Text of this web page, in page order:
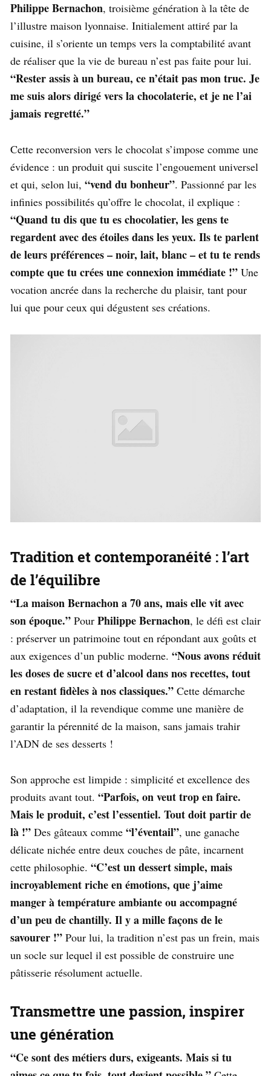
Philippe Bernachon, troisième génération à la tête de
l’illustre maison lyonnaise. Initialement attiré par la
cuisine, il s’oriente un temps vers la comptabilité avant
de réaliser que la vie de bureau n’est pas faite pour lui.
“Rester assis à un bureau, ce n’était pas mon truc. Je
me suis alors dirigé vers la chocolaterie, et je ne l’ai
jamais regretté.”
Cette reconversion vers le chocolat s’impose comme une
évidence : un produit qui suscite l’engouement universel
et qui, selon lui, “vend du bonheur”. Passionné par les
infinies possibilités qu’offre le chocolat, il explique :
“Quand tu dis que tu es chocolatier, les gens te
regardent avec des étoiles dans les yeux. Ils te parlent
de leurs préférences – noir, lait, blanc – et tu te rends
compte que tu crées une connexion immédiate !” Une
vocation ancrée dans la recherche du plaisir, tant pour
lui que pour ceux qui dégustent ses créations.
Tradition et contemporanéité : l’art
de l’équilibre
“La maison Bernachon a 70 ans, mais elle vit avec
son époque.” Pour Philippe Bernachon, le défi est clair
: préserver un patrimoine tout en répondant aux goûts et
aux exigences d’un public moderne. “Nous avons réduit
les doses de sucre et d’alcool dans nos recettes, tout
en restant fidèles à nos classiques.” Cette démarche
d’adaptation, il la revendique comme une manière de
garantir la pérennité de la maison, sans jamais trahir
l’ADN de ses desserts !
Son approche est limpide : simplicité et excellence des
produits avant tout. “Parfois, on veut trop en faire.
Mais le produit, c’est l’essentiel. Tout doit partir de
là !” Des gâteaux comme “l’éventail”, une ganache
délicate nichée entre deux couches de pâte, incarnent
cette philosophie. “C’est un dessert simple, mais
incroyablement riche en émotions, que j’aime
manger à température ambiante ou accompagné
d’un peu de chantilly. Il y a mille façons de le
savourer !” Pour lui, la tradition n’est pas un frein, mais
un socle sur lequel il est possible de construire une
pâtisserie résolument actuelle.
Transmettre une passion, inspirer
une génération
“Ce sont des métiers durs, exigeants. Mais si tu